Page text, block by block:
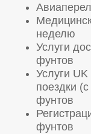
неделю
Услуги
фунтов
Услуги
поездки
фунтов
фунтов